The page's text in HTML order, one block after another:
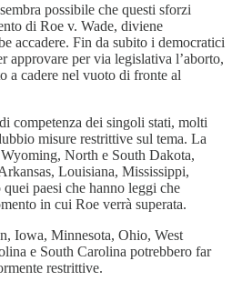
possibile che questi sforzi
di Roe v. Wade, diviene
accadere. Fin da subito i democratici
approvare per via legislativa l’aborto,
a cadere nel vuoto di fronte al
competenza dei singoli stati, molti
misure restrittive sul tema. La
North e South Dakota,
Louisiana, Mississippi,
paesi che hanno leggi che
in cui Roe verrà superata.
Iowa, Minnesota, Ohio, West
e South Carolina potrebbero far
restrittive.